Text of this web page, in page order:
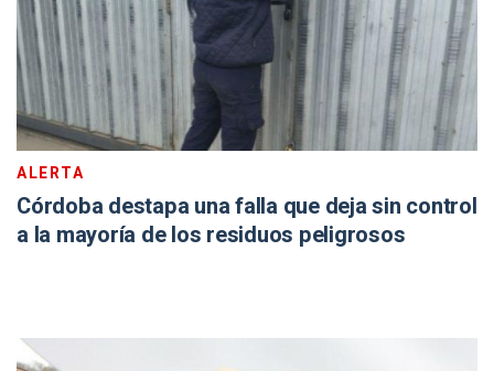
ALERTA
Córdoba destapa una falla que deja sin control
a la mayoría de los residuos peligrosos